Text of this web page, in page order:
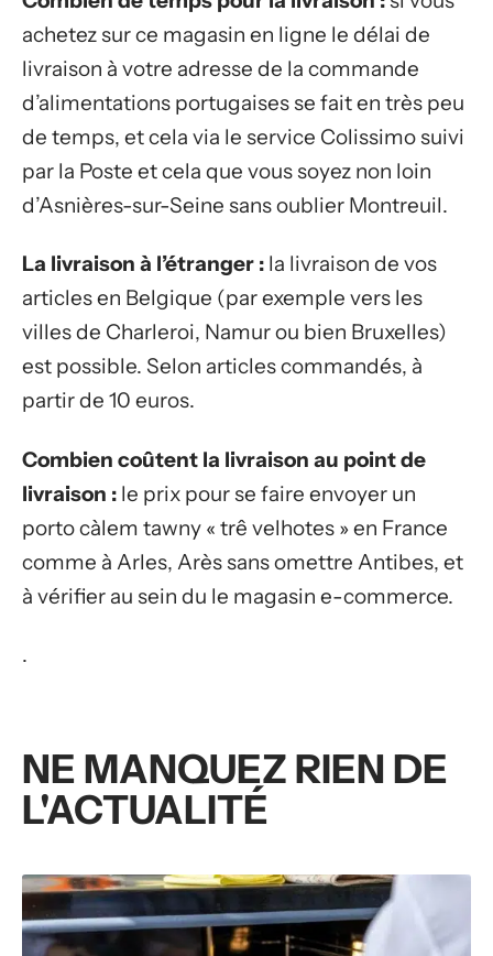
achetez sur ce magasin en ligne le délai de
livraison à votre adresse de la commande
d’alimentations portugaises se fait en très peu
de temps, et cela via le service Colissimo suivi
par la Poste et cela que vous soyez non loin
d’Asnières-sur-Seine sans oublier Montreuil.
La livraison à l’étranger : la livraison de vos
articles en Belgique (par exemple vers les
villes de Charleroi, Namur ou bien Bruxelles)
est possible. Selon articles commandés, à
partir de 10 euros.
Combien coûtent la livraison au point de
livraison : le prix pour se faire envoyer un
porto càlem tawny « trê velhotes » en France
comme à Arles, Arès sans omettre Antibes, et
à vérifier au sein du le magasin e-commerce.
.
NE MANQUEZ RIEN DE
L'ACTUALITÉ